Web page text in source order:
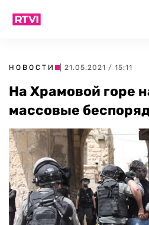
НОВОСТИ | 21.05.2021 / 15:11
На Храмовой горе
массовые